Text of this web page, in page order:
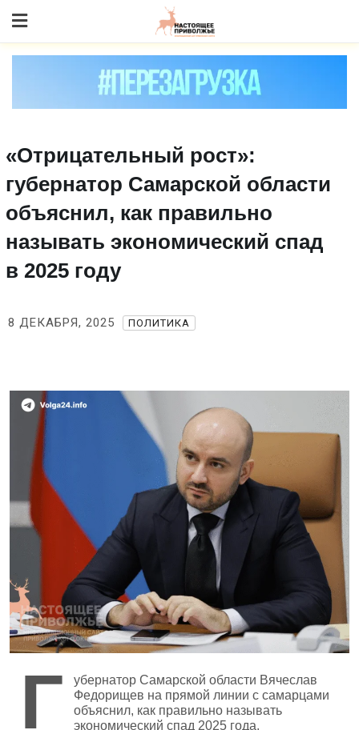
to content
«Отрицательный рост»:
губернатор Самарской области
объяснил, как правильно
называть экономический спад
в 2025 году
8 ДЕКАБРЯ, 2025 ПОЛИТИКА
Г
убернатор Самарской области Вячеслав
Федорищев на прямой линии с самарцами
объяснил, как правильно называть
экономический спад 2025 года.